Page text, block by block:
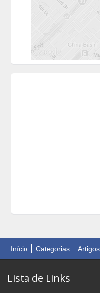
Início Categorias Artigos
Lista de Links